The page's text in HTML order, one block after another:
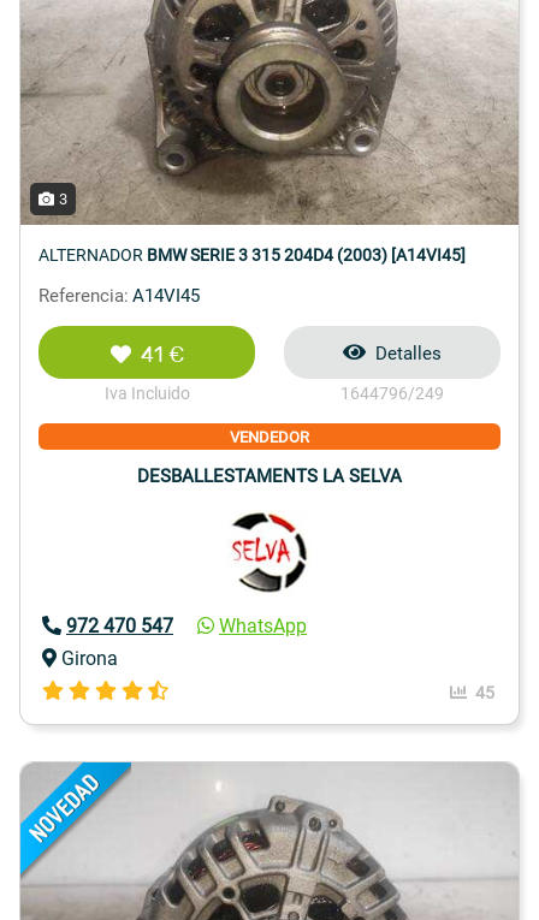
3
ALTERNADOR BMW SERIE 3 315 204D4 (2003) [A14VI45]
Referencia: A14VI45
41 €
Iva Incluido
Detalles
1644796/249
VENDEDOR
DESBALLESTAMENTS LA SELVA
972 470 547
WhatsApp
Girona
45